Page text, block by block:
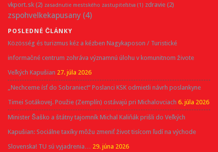
vkport.sk(2) zasadnutie mestského zastupiteľstva (1) zdravie(2)
zspohvelkekapusany(4)
POSLEDNÉ ČLÁNKY
Közösség és turizmus kéz a kézben Nagykaposon / Turistické
informačné centrum zohráva významnú úlohu v komunitnom živote
Veľkých Kapušian 27. júla 2026
„Nechceme ísť do Sobraniec!“ Poslanci KSK odmietli návrh poslankyne
Timei Sotákovej. Použie (Zemplín) ostávajú pri Michalovciach 6. júla 2026
Minister Šaško a štátny tajomník Michal Kaliňák prišli do Veľkých
Kapušian: Sociálne taxíky môžu zmeniť život tisícom ľudí na východe
Slovenska! TU sú vyjadrenia… 29. júna 2026